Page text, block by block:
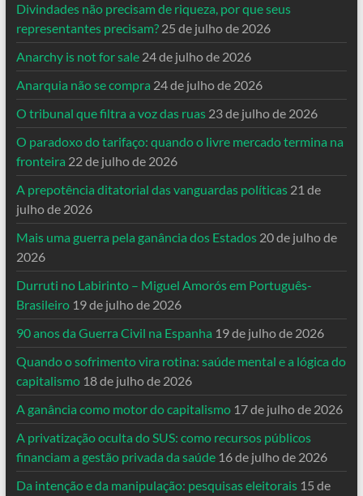
Divindades não precisam de riqueza, por que seus
representantes precisam? 25 de julho de 2026
Anarchy is not for sale 24 de julho de 2026
Anarquia não se compra 24 de julho de 2026
O tribunal que filtra a voz das ruas 23 de julho de 2026
O paradoxo do tarifaço: quando o livre mercado termina na
fronteira 22 de julho de 2026
A prepotência ditatorial das vanguardas políticas 21 de
julho de 2026
Mais uma guerra pela ganância dos Estados 20 de julho de
2026
Durruti no Labirinto – Miguel Amorós em Português-
Brasileiro 19 de julho de 2026
90 anos da Guerra Civil na Espanha 19 de julho de 2026
Quando o sofrimento vira rotina: saúde mental e a lógica do
capitalismo 18 de julho de 2026
A ganância como motor do capitalismo 17 de julho de 2026
A privatização oculta do SUS: como recursos públicos
financiam a gestão privada da saúde 16 de julho de 2026
Da intenção e da manipulação: pesquisas eleitorais 15 de